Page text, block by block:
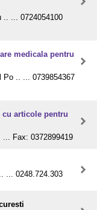
.. ... 0724054100
medicala pentru
Po .. ... 0739854367
cu articole pentru
Fax: 0372899419
... 0248.724.303